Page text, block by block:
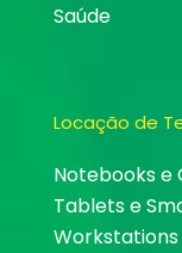
Saúde
Locação de
Notebooks e
Tablets e